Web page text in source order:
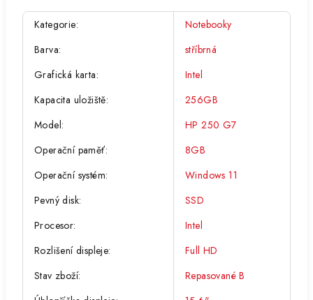
Kategorie:
Notebooky
Barva:
stříbrná
Grafická karta:
Intel
Kapacita uložiště:
256GB
Model:
HP 250 G7
Operační paměť:
8GB
Operační systém:
Windows 11
Pevný disk:
SSD
Procesor:
Intel
Rozlišení displeje:
Full HD
Stav zboží:
Repasované B